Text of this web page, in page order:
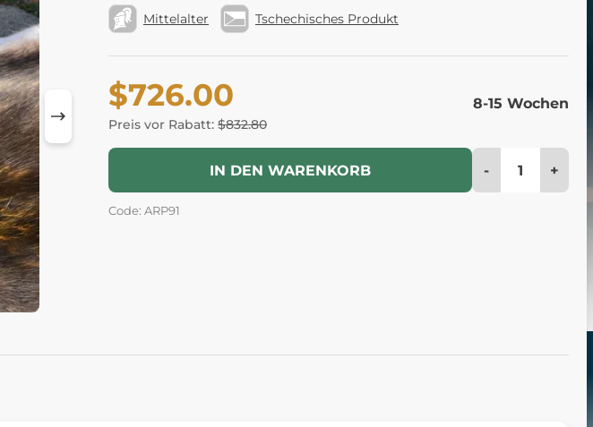
Mittelalter Tschechisches Produkt
$726.00
Preis vor Rabatt: $832.80
8-15 Wochen
IN DEN WARENKORB - +
Code: ARP91